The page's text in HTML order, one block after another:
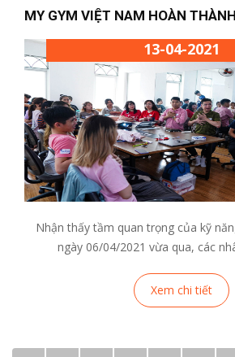
13-04-2021
Nhận thấy tầm quan trọng của kỹ
ngày 06/04/2021 vừa qua, các
Xem chi tiết